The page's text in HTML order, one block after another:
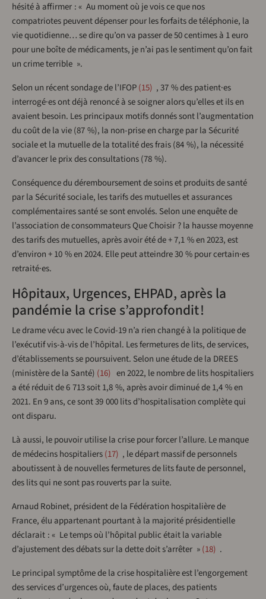
hésité à affirmer : « Au moment où je vois ce que nos
compatriotes peuvent dépenser pour les forfaits de téléphonie, la
vie quotidienne… se dire qu’on va passer de 50 centimes à 1 euro
pour une boîte de médicaments, je n’ai pas le sentiment qu’on fait
un crime terrible ».
Selon un récent sondage de l’IFOP 15 , 37 % des patient·es
interrogé·es ont déjà renoncé à se soigner alors qu’elles et ils en
avaient besoin. Les principaux motifs donnés sont l’augmentation
du coût de la vie (87 %), la non-prise en charge par la Sécurité
sociale et la mutuelle de la totalité des frais (84 %), la nécessité
d’avancer le prix des consultations (78 %).
Conséquence du déremboursement de soins et produits de santé
par la Sécurité sociale, les tarifs des mutuelles et assurances
complémentaires santé se sont envolés. Selon une enquête de
l’association de consommateurs Que Choisir ? la hausse moyenne
des tarifs des mutuelles, après avoir été de + 7,1 % en 2023, est
d’environ + 10 % en 2024. Elle peut atteindre 30 % pour certain·es
retraité·es.
Hôpitaux, Urgences, EHPAD, après la
pandémie la crise s’approfondit !
Le drame vécu avec le Covid-19 n’a rien changé à la politique de
l’exécutif vis-à-vis de l’hôpital. Les fermetures de lits, de services,
d’établissements se poursuivent. Selon une étude de la DREES
(ministère de la Santé) 16
en 2022, le nombre de lits hospitaliers
a été réduit de 6 713 soit 1,8 %, après avoir diminué de 1,4 % en
2021. En 9 ans, ce sont 39 000 lits d’hospitalisation complète qui
ont disparu.
Là aussi, le pouvoir utilise la crise pour forcer l’allure. Le manque
de médecins hospitaliers 17 , le départ massif de personnels
aboutissent à de nouvelles fermetures de lits faute de personnel,
des lits qui ne sont pas rouverts par la suite.
Arnaud Robinet, président de la Fédération hospitalière de
France, élu appartenant pourtant à la majorité présidentielle
déclarait : « Le temps où l’hôpital public était la variable
d’ajustement des débats sur la dette doit s’arrêter » 18 .
Le principal symptôme de la crise hospitalière est l’engorgement
des services d’urgences où, faute de places, des patients